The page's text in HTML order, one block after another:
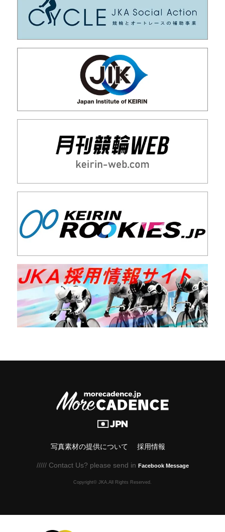
写真素材の提供について 採用情報
///// Contact Us? please send in Facebook Message
Copyright© JKA.All Rights Reserved.